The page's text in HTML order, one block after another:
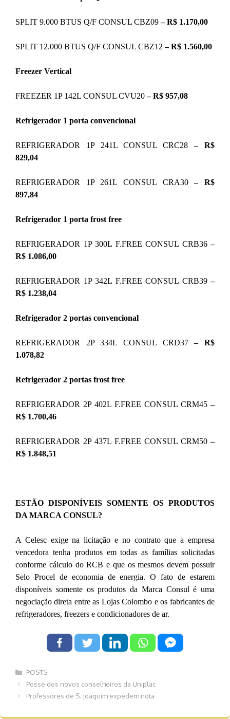
SPLIT 9.000 BTUS Q/F CONSUL CBZ09– R$ 1.170,00
SPLIT 12.000 BTUS Q/F CONSUL CBZ12– R$ 1.560,00
Freezer Vertical
FREEZER 1P 142L CONSUL CVU20– R$ 957,08
Refrigerador 1 porta convencional
REFRIGERADOR 1P 241L CONSUL CRC28– R$
829,04
REFRIGERADOR 1P 261L CONSUL CRA30– R$
897,84
Refrigerador 1 porta frost free
REFRIGERADOR 1P 300L F.FREE CONSUL CRB36–
R$ 1.086,00
REFRIGERADOR 1P 342L F.FREE CONSUL CRB39–
R$ 1.238,04
Refrigerador 2 portas convencional
REFRIGERADOR 2P 334L CONSUL CRD37– R$
1.078,82
Refrigerador 2 portas frost free
REFRIGERADOR 2P 402L F.FREE CONSUL CRM45–
R$ 1.700,46
REFRIGERADOR 2P 437L F.FREE CONSUL CRM50–
R$ 1.848,51
ESTÃO DISPONÍVEIS SOMENTE OS PRODUTOS
DA MARCA CONSUL?
A Celesc exige na licitação e no contrato que a empresa
vencedora tenha produtos em todas as famílias solicitadas
conforme cálculo do RCB e que os mesmos devem possuir
Selo Procel de economia de energia. O fato de estarem
disponíveis somente os produtos da Marca Consul é uma
negociação direta entre as Lojas Colombo e os fabricantes de
refrigeradores, freezers e condicionadores de ar.
Categorias
POSTS
Navegação
Posse dos novos conselheiros da Uniplac
Professores de S. Joaquim expedem nota